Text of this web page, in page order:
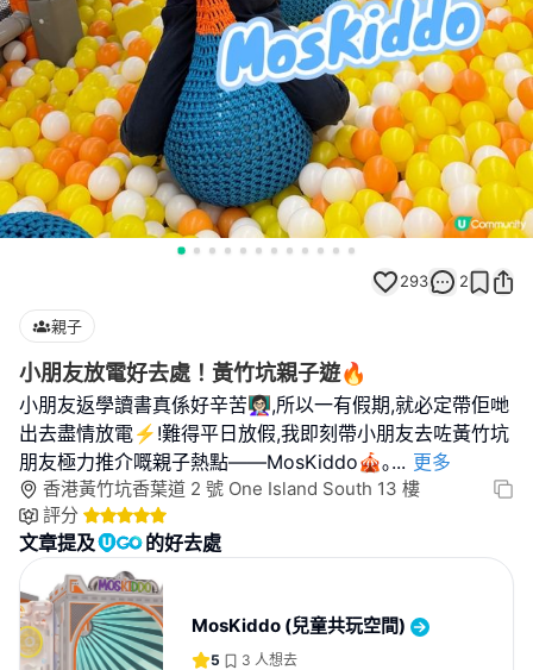
293 2
親子
小朋友放電好去處！黃竹坑親子遊🔥
小朋友返學讀書真係好辛苦👩🏻‍🏫,所以一有假期,就必定帶佢哋
出去盡情放電⚡!難得平日放假,我即刻帶小朋友去咗黃竹坑
朋友極力推介嘅親子熱點——MosKiddo🎪｡... 更多
香港黃竹坑香葉道 2 號 One Island South 13 樓
評分
文章提及 的好去處
MosKiddo (兒童共玩空間)
5 3 人想去